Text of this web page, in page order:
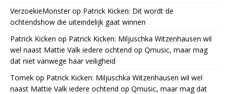
VerzoekieMonsterop Patrick Kicken: Dit wordt de
ochtendshow die uiteindelijk gaat winnen
Patrick Kicken op Patrick Kicken: Miljuschka Witzenhausen wil
wel naast Mattie Valk iedere ochtend op Qmusic, maar mag
dat niet vanwege haar veiligheid
Tomek op Patrick Kicken: Miljuschka Witzenhausen wil wel
naast Mattie Valk iedere ochtend op Qmusic, maar mag dat